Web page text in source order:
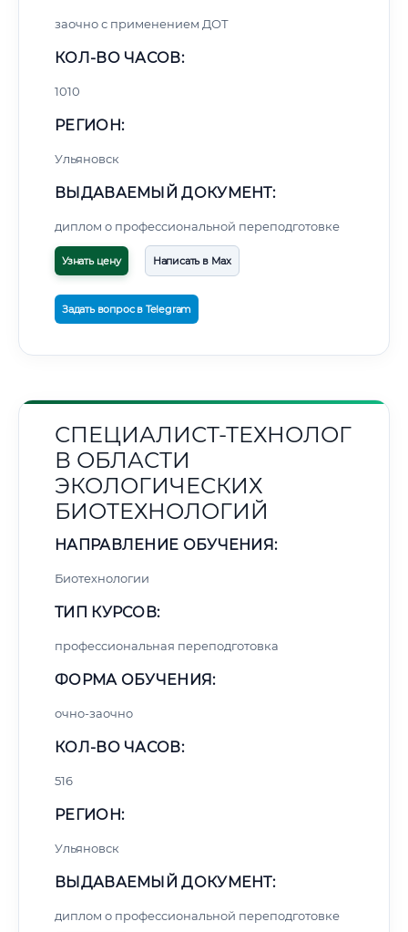
заочно с применением ДОТ
КОЛ-ВО ЧАСОВ:
1010
РЕГИОН:
Ульяновск
ВЫДАВАЕМЫЙ ДОКУМЕНТ:
диплом о профессиональной переподготовке
Узнать цену Написать в Max
Задать вопрос в Telegram
СПЕЦИАЛИСТ-ТЕХНОЛОГ
В ОБЛАСТИ
ЭКОЛОГИЧЕСКИХ
БИОТЕХНОЛОГИЙ
НАПРАВЛЕНИЕ ОБУЧЕНИЯ:
Биотехнологии
ТИП КУРСОВ:
профессиональная переподготовка
ФОРМА ОБУЧЕНИЯ:
очно-заочно
КОЛ-ВО ЧАСОВ:
516
РЕГИОН:
Ульяновск
ВЫДАВАЕМЫЙ ДОКУМЕНТ:
диплом о профессиональной переподготовке